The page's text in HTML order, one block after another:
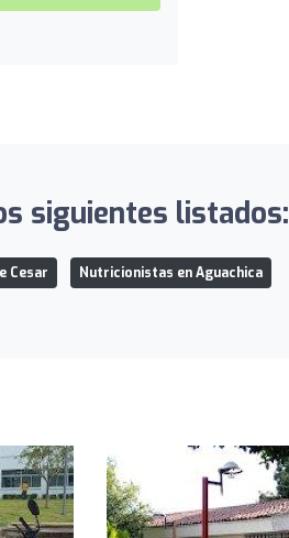
siguientes listados:
Cesar Nutricionistas en Aguachica